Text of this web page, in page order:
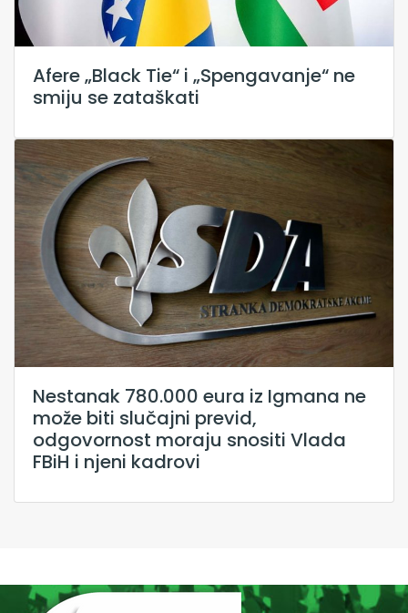
Afere „Black Tie“ i „Spengavanje“ ne
smiju se zataškati
Nestanak 780.000 eura iz Igmana ne
može biti slučajni previd,
odgovornost moraju snositi Vlada
FBiH i njeni kadrovi